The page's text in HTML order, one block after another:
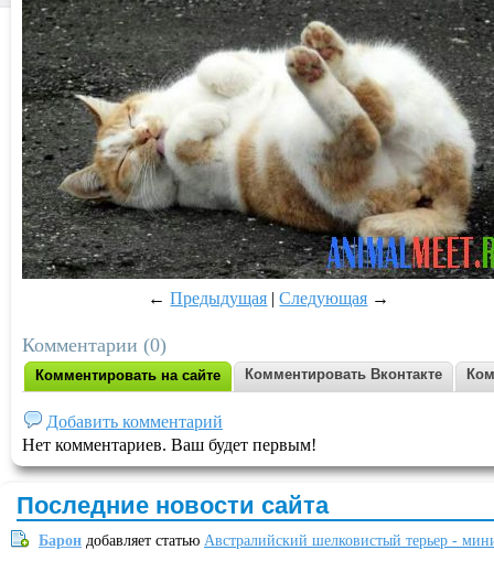
←Предыдущая |Следующая →
Комментарии (0)
Комментировать на сайте Комментировать Вконтакте
Добавить комментарий
Нет комментариев. Ваш будет первым!
Последние новости сайта
Барон добавляет статью Австралийский шелковистый терьер -